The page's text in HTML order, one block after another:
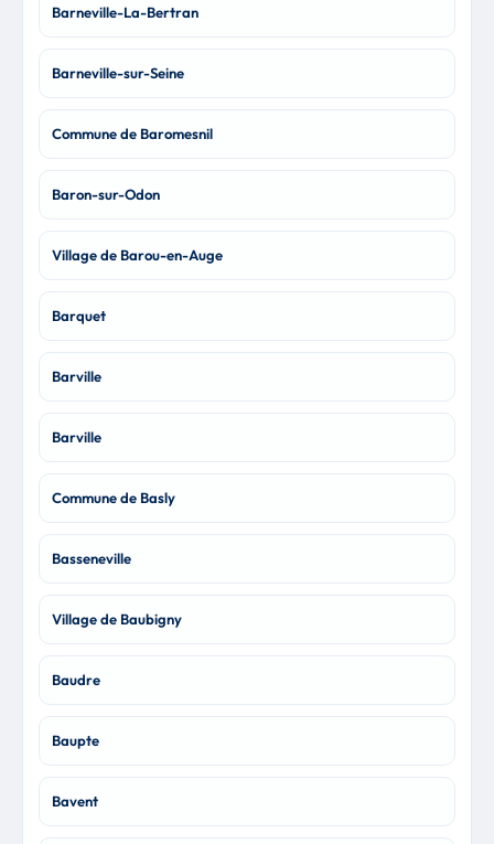
Barneville-La-Bertran
Barneville-sur-Seine
Commune de Baromesnil
Baron-sur-Odon
Village de Barou-en-Auge
Barquet
Barville
Barville
Commune de Basly
Basseneville
Village de Baubigny
Baudre
Baupte
Bavent